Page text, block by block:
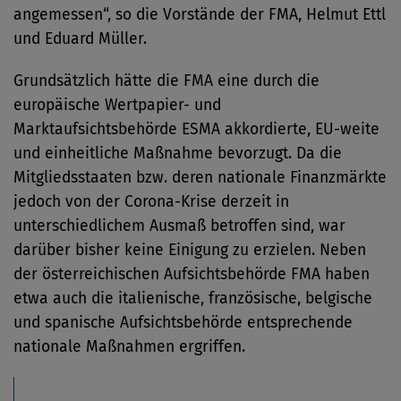
angemessen“, so die Vorstände der FMA, Helmut Ettl
und Eduard Müller.
Grundsätzlich hätte die FMA eine durch die
europäische Wertpapier- und
Marktaufsichtsbehörde ESMA akkordierte, EU-weite
und einheitliche Maßnahme bevorzugt. Da die
Mitgliedsstaaten bzw. deren nationale Finanzmärkte
jedoch von der Corona-Krise derzeit in
unterschiedlichem Ausmaß betroffen sind, war
darüber bisher keine Einigung zu erzielen. Neben
der österreichischen Aufsichtsbehörde FMA haben
etwa auch die italienische, französische, belgische
und spanische Aufsichtsbehörde entsprechende
nationale Maßnahmen ergriffen.